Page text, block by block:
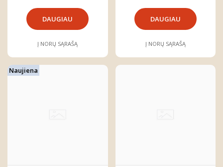
DAUGIAU
Į NORŲ SĄRAŠĄ
DAUGIAU
Į NORŲ SĄRAŠĄ
Naujiena